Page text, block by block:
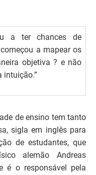
a ter chances de
a mapear os
objetiva ? e não
intuição.”
de ensino tem tanto
sigla em inglês para
de estudantes, que
alemão Andreas
é o responsável pela